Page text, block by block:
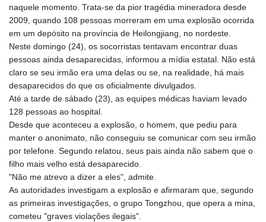
naquele momento. Trata-se da pior tragédia mineradora desde
2009, quando 108 pessoas morreram em uma explosão ocorrida
em um depósito na província de Heilongjiang, no nordeste.
Neste domingo (24), os socorristas tentavam encontrar duas
pessoas ainda desaparecidas, informou a mídia estatal. Não está
claro se seu irmão era uma delas ou se, na realidade, há mais
desaparecidos do que os oficialmente divulgados.
Até a tarde de sábado (23), as equipes médicas haviam levado
128 pessoas ao hospital.
Desde que aconteceu a explosão, o homem, que pediu para
manter o anonimato, não conseguiu se comunicar com seu irmão
por telefone. Segundo relatou, seus pais ainda não sabem que o
filho mais velho está desaparecido.
"Não me atrevo a dizer a eles", admite.
As autoridades investigam a explosão e afirmaram que, segundo
as primeiras investigações, o grupo Tongzhou, que opera a mina,
cometeu "graves violações ilegais".